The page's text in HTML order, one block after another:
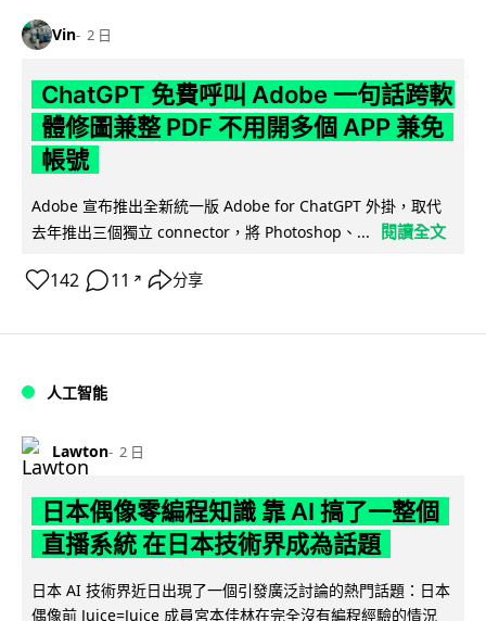
Vin 2 日
ChatGPT 免費呼叫 Adobe 一句話跨軟
體修圖兼整 PDF 不用開多個 APP 兼免
帳號
Adobe 宣布推出全新統一版 Adobe for ChatGPT 外掛，取代
去年推出三個獨立 connector，將 Photoshop、...
閱讀全文
142 11 ↗ 分享
人工智能
Lawton 2 日
日本偶像零編程知識 靠 AI 搞了一整個
直播系統 在日本技術界成為話題
日本 AI 技術界近日出現了一個引發廣泛討論的熱門話題：日本
偶像前 Juice=Juice 成員宮本佳林在完全沒有編程經驗的情況